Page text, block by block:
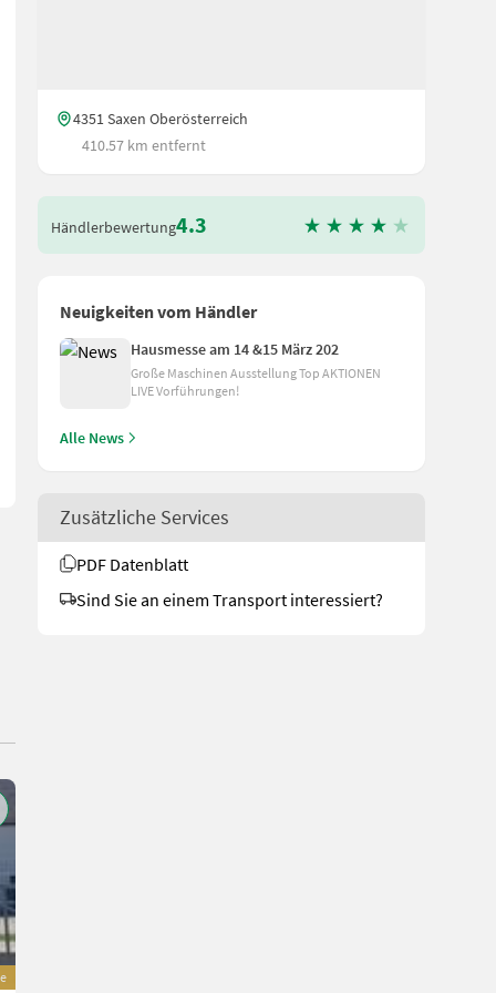
s + Max. Scheitlänge 55 cm + Zylinderhub 54 cm +
4351 Saxen Oberösterreich
410.57 km entfernt
Händlerbewertung4.3
Neuigkeiten vom Händler
Hausmesse am 14 &15 März 202
Große Maschinen Ausstellung Top AKTIONEN
LIVE Vorführungen!
Alle News
Zusätzliche Services
PDF Datenblatt
Sind Sie an einem Transport interessiert?